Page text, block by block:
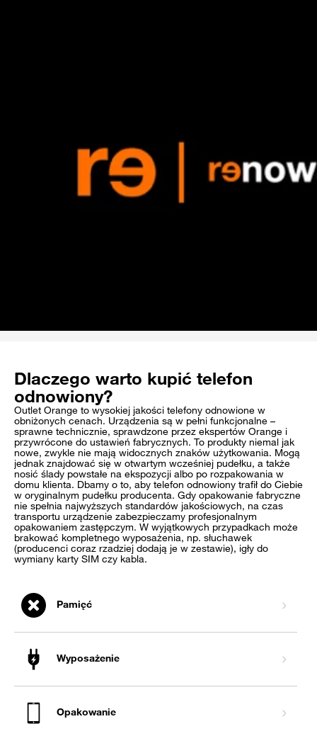
Dlaczego warto kupić telefon
odnowiony?
Outlet Orange to wysokiej jakości telefony odnowione w
obniżonych cenach. Urządzenia są w pełni funkcjonalne –
sprawne technicznie, sprawdzone przez ekspertów Orange i
przywrócone do ustawień fabrycznych. To produkty niemal jak
nowe, zwykle nie mają widocznych znaków użytkowania. Mogą
jednak znajdować się w otwartym wcześniej pudełku, a także
nosić ślady powstałe na ekspozycji albo po rozpakowania w
domu klienta. Dbamy o to, aby telefon odnowiony trafił do Ciebie
w oryginalnym pudełku producenta. Gdy opakowanie fabryczne
nie spełnia najwyższych standardów jakościowych, na czas
transportu urządzenie zabezpieczamy profesjonalnym
opakowaniem zastępczym. W wyjątkowych przypadkach może
brakować kompletnego wyposażenia, np. słuchawek
(producenci coraz rzadziej dodają je w zestawie), igły do
wymiany karty SIM czy kabla.
Pamięć
Wyposażenie
Opakowanie